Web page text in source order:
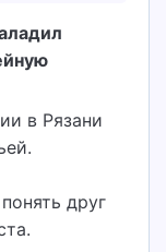
в Рязани
друг